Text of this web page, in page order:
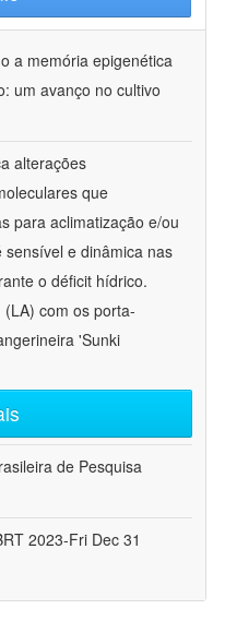
a memória epigenética
um avanço no cultivo
alterações
que
para aclimatização e/ou
e dinâmica nas
o déficit hídrico.
com os porta-
'Sunki
de Pesquisa
2023-Fri Dec 31